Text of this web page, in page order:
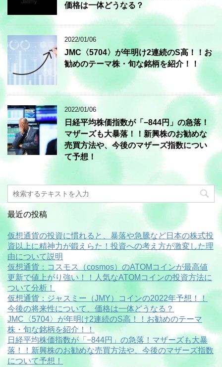
価格は一体どうなる？
2022/01/06
JMC〈5704〉が年明け2連続のS高！！お
勧めのテーマ株・旬な銘柄を紹介！！
2022/01/06
日経平均株価指数が「−844円」の急落！
マザーズも大暴落！！新興株のお勧めな
売買方法や、今後のマザーズ指数につい
て予想！
最近の投稿
仮想通貨の投資に慣れると、暴落や急騰など日本の株式投
資以上に精神力が鍛えらた！投資への考え方が激変した理
由について説明
仮想通貨：コスモス（cosmos）のATOMコインが最高値
更新で値上がり強い！！人気なATOMコインの投資方法に
ついて分析！
仮想通貨：ジャスミー（JMY）コインの2022年予想！！
今後の将来性について、価格は一体どうなる？
JMC〈5704〉が年明け2連続のS高！！お勧めのテーマ
株・旬な銘柄を紹介！！
日経平均株価指数が「−844円」の急落！マザーズも大暴
落！！新興株のお勧めな売買方法や、今後のマザーズ指数
について予想！